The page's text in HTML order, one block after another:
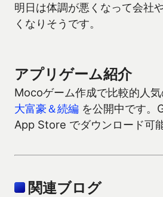
明日は体調が悪くなって会社
くなりそうです。
アプリゲーム紹介
Mocoゲーム作成で比較的人
大富豪＆続編 を公開中です。
App Store でダウンロード可能
関連ブログ